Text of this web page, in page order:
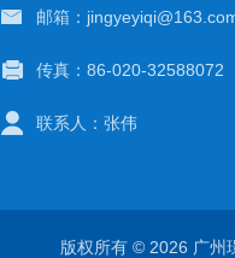
邮箱：
传真：86-020-32588072
联系人：张伟
版权所有 © 2026 广